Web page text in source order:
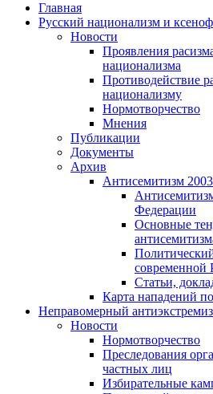
Главная
Русский национализм и
Новости
Проявления
национализма
Противодействие
национализму
Нормотворчество
Мнения
Публикации
Документы
Архив
Антисемитизм
Федерации
Основные
современной
Статьи,
Карта нападений
Неправомерный
Новости
Нормотворчество
Преследования
частных лиц
Избирательные